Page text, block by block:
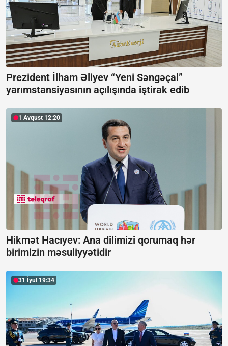
Prezident İlham Əliyev “Yeni Səngəçal”
yarımstansiyasının açılışında iştirak edib
1 Avqust 12:20
Hikmət Hacıyev: Ana dilimizi qorumaq hər
birimizin məsuliyyətidir
31 İyul 19:34